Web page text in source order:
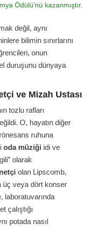
Ödülü’nü kazanmıştır.
değil, aynı
bilimin sınırlarını
onun
duruşunu dünyaya
ve Mizah Ustası
tozlu rafları
O, hayatın diğer
ruhuna
oda müziği idi ve
olarak
olan Lipscomb,
üç veya dört konser
laboratuvarında
çalıştığı
potada nasıl